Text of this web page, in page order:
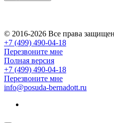
© 2016-2026 Все права
+7 (499) 490-04-18
Перезвоните мне
Полная версия
+7 (499) 490-04-18
Перезвоните мне
info@posuda-bernadott.ru